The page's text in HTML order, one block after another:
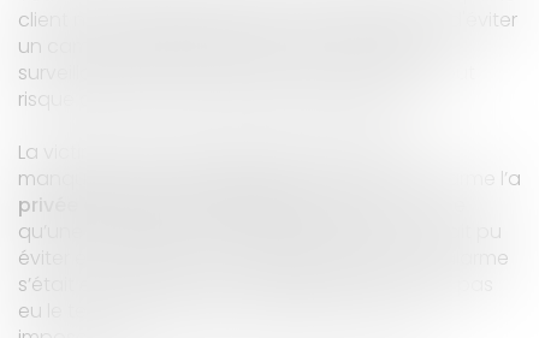
client ne consiste qu'en une perte de chance d'éviter
un cambriolage, l'installation d'un système de
surveillance n'étant pas de nature à écarter tout
risque d'intrusion dans les lieux protégés
La victime devra dès lors démontrer que le
manquement de l’installateur du système d’alarme l’a
privée d’une chance d’éviter le vol
qu’une intervention correctement réalisée aurait pu
éviter en matière de dommage (exemple : si l’alarme
s’était enclenchée, les cambrioleurs n’auraient pas
eu le temps d’emporter des objets lourds et